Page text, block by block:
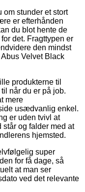
om stunder et stort
er efterhånden
du blot hente de
det. Fragttypen er
den mindst
Velvet Black
produkterne til
når du er på job.
mere
usædvanlig enkel.
er uden tvivl at
står og falder med at
hjemsted.
super
for få dage, så
at man ser
ved det relevante